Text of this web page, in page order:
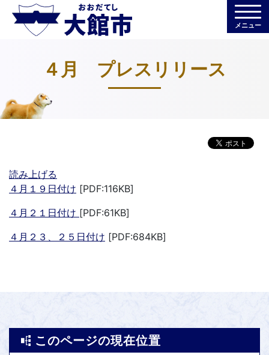
メニュー
４月 プレスリリース
読み上げる
４月１９日付け [PDF:116KB]
４月２１日付け [PDF:61KB]
４月２３、２５日付け [PDF:684KB]
このページの現在位置